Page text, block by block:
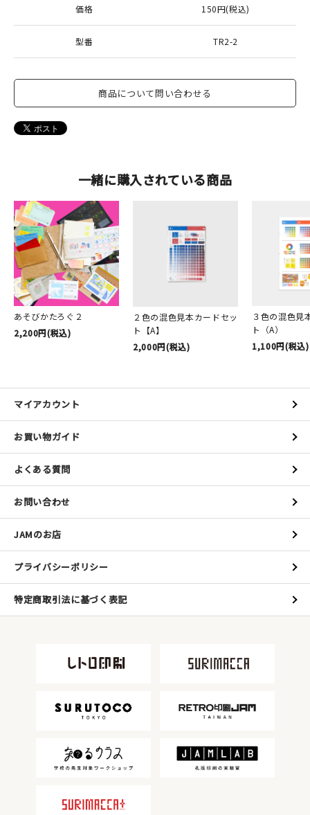
価格 150円(税込)
型番 TR2-2
商品について問い合わせる
一緒に購入されている商品
あそびかたろぐ２
2,200円(税込)
２色の混色見本カードセッ
ト【A】
2,000円(税込)
３色の混色見
ト（A）
1,100円(税込)
マイアカウント
お買い物ガイド
よくある質問
お問い合わせ
JAMのお店
プライバシーポリシー
特定商取引法に基づく表記